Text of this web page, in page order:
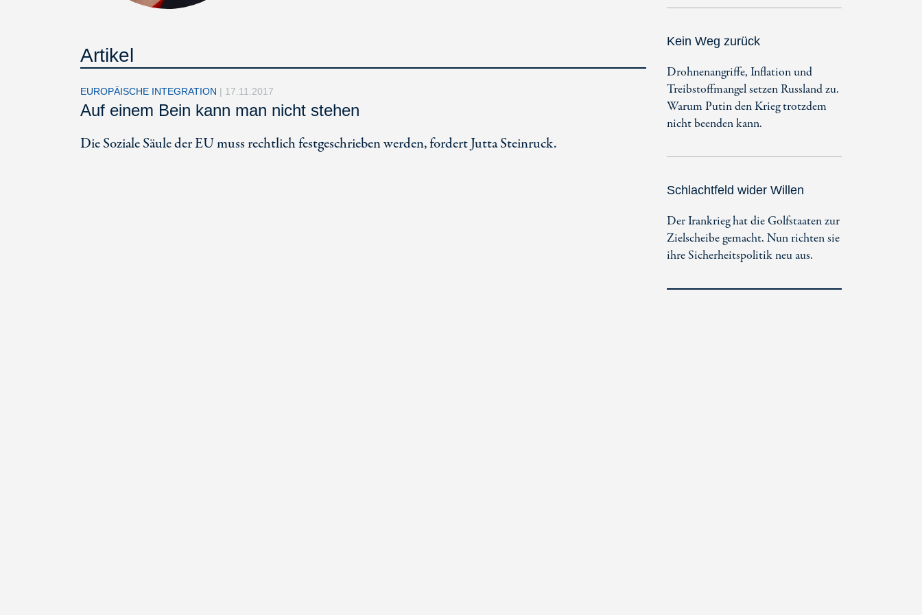
Artikel
EUROPÄISCHE INTEGRATION | 17.11.2017
Auf einem Bein kann man nicht stehen
Die Soziale Säule der EU muss rechtlich festgeschrieben werden, fordert Jutta Steinruck.
Kein Weg zurück
Drohnenangriffe, Inflation und
Treibstoffmangel setzen Russland zu.
Warum Putin den Krieg trotzdem
nicht beenden kann.
Schlachtfeld wider Willen
Der Irankrieg hat die Golfstaaten zur
Zielscheibe gemacht. Nun richten sie
ihre Sicherheitspolitik neu aus.